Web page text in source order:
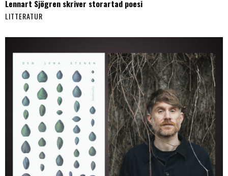
Lennart Sjögren skriver storartad poesi
LITTERATUR